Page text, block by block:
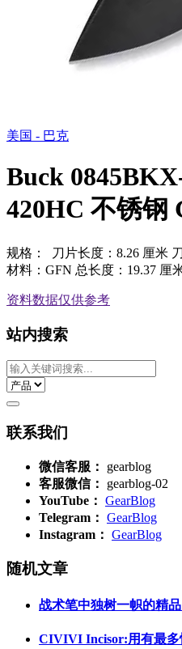
美国 - 巴克
Buck
420HC 不锈钢
规格： 刀片长度：8.26 厘米
材料：GFN 总长度：19.37 厘
资料数据仅供参考
站内搜索
联系我们
微信客服：
gearblog
客服微信：
gearblog-02
YouTube： GearBlog
Telegram： GearBlog
Instagram： GearBlog
随机文章
战术笔中独树一帜的精
CIVIVI Incisor:用有最多